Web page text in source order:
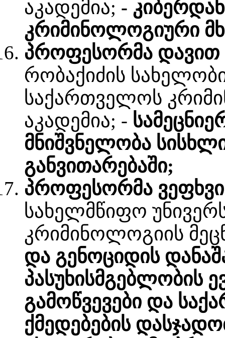
აკადემია; -
კრიმინოლოგიური
პროფესორმა დავით
რობაქიძის
საქართველოს
აკადემია; -
მნიშვნელობა
განვითარებაში;
პროფესორმა
სახელმწიფო
კრიმინოლოგიის
და გენოციდის
პასუხისმგებლობის
გამოწვევები და
ქმედებების